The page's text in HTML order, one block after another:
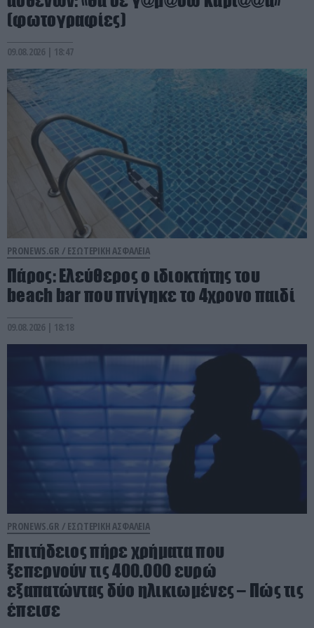
(φωτογραφίες)
09.08.2026 | 18:47
PRONEWS.GR / ΕΣΩΤΕΡΙΚΗ ΑΣΦΑΛΕΙΑ
Πάρος: Ελεύθερος ο ιδιοκτήτης του
beach bar που πνίγηκε το 4χρονο παιδί
09.08.2026 | 18:18
PRONEWS.GR / ΕΣΩΤΕΡΙΚΗ ΑΣΦΑΛΕΙΑ
Επιτήδειος πήρε χρήματα που
ξεπερνούν τις 400.000 ευρώ
εξαπατώντας δύο ηλικιωμένες – Πώς τις
έπεισε